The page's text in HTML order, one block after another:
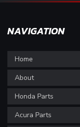
NAVIGATION
Home
About
Honda Parts
Acura Parts